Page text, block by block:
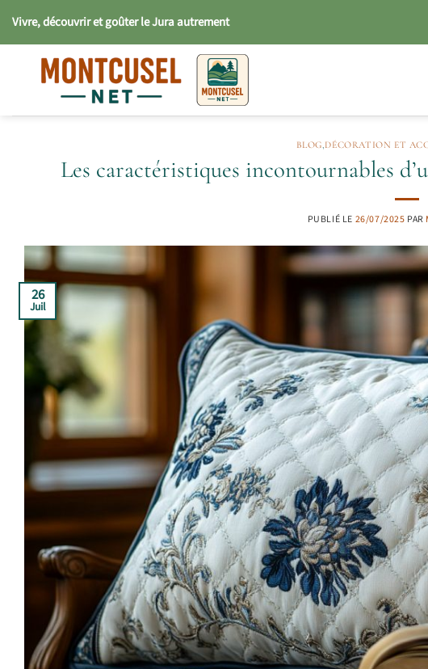
contenu
Vivre, découvrir et goûter le Jura autrement
BLOG,DÉCORATION ET
Les caractéristiques incontournables
PUBLIÉ LE 26/07/2025 PAR
26
Juil